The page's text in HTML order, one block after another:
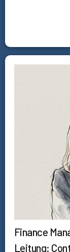
Finance
Leitung: